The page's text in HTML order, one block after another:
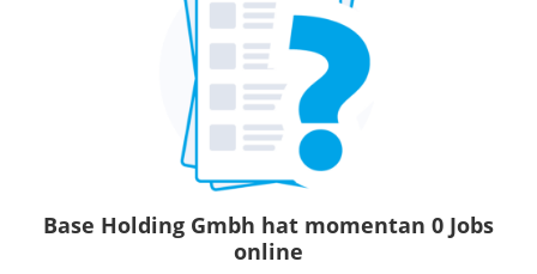
Base Holding Gmbh hat momentan 0 Jobs
online